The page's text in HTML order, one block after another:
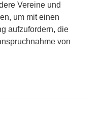
Vereine und
um mit einen
aufzufordern, die
von